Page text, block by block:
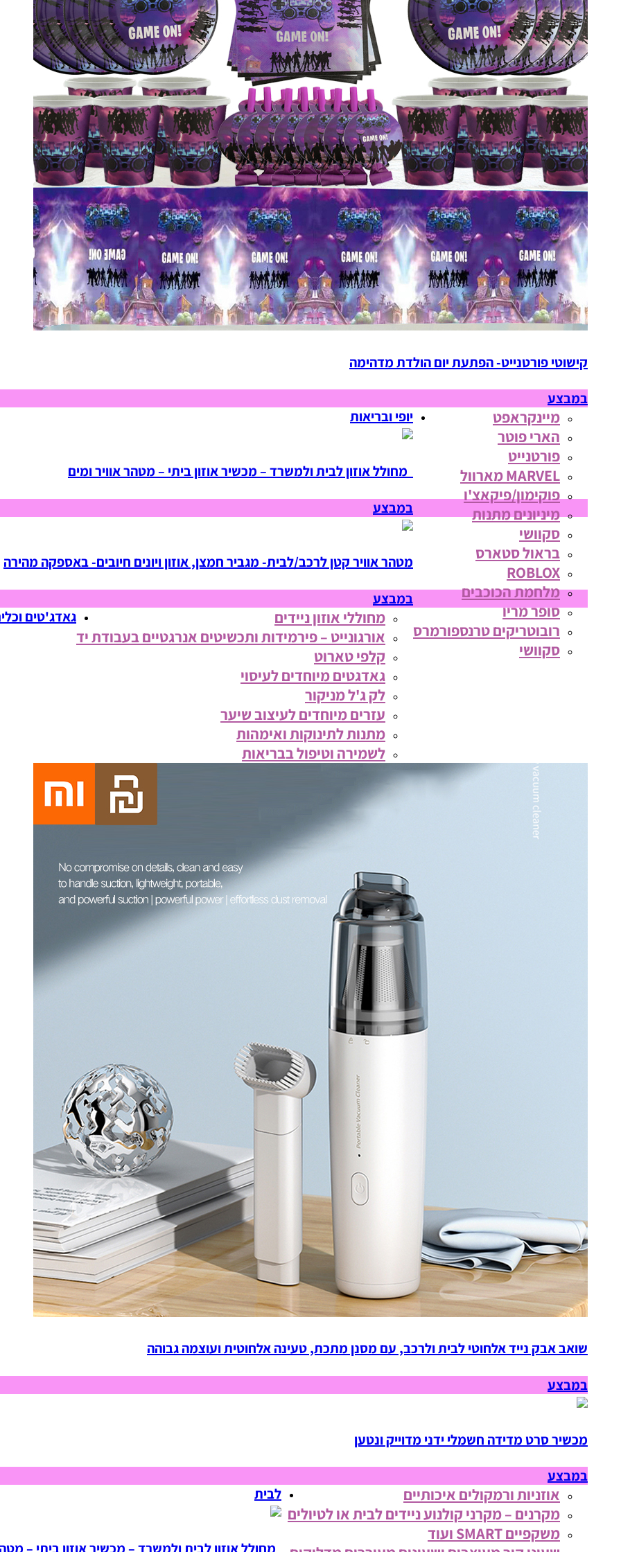
קישוטי פורטנייט- הפתעת יום הולדת מדהימה
במבצע
מיינקראפט
הארי פוטר
פורטנייט
MARVEL מארוול
פוקימון/פיקאצ'ו
מיניונים מתנות
סקוושי
בראול סטארס
ROBLOX
מלחמת הכוכבים
סופר מריו
רובוטריקים טרנספורמרס
סקוושי
יופי ובריאות
מחולל אוזון לבית ולמשרד – מכשיר אוזון ביתי – מטהר אוויר ומים
במבצע
מטהר אוויר קטן לרכב/לבית- מגביר חמצן, אוזון ויונים חיובים- באספקה מהירה
במבצע
מחוללי אוזון ניידים
אורגונייט – פירמידות ותכשיטים אנרגטיים בעבודת יד
קלפי טארוט
גאדגטים מיוחדים לעיסוי
לק ג'ל מניקור
עזרים מיוחדים לעיצוב שיער
מתנות לתינוקות ואימהות
לשמירה וטיפול בבריאות
גאדג'טים
שואב אבק נייד אלחוטי לבית ולרכב, עם מסנן מתכת, טעינה אלחוטית ועוצמה גבוהה
במבצע
מכשיר סרט מדידה חשמלי ידני מדוייק ונטען
במבצע
אוזניות ורמקולים איכותיים
מקרנים – מקרני קולנוע ניידים לבית או לטיולים
משקפיים SMART ועוד
לבית
מחולל אוזון לבית ולמשרד – מכשיר אוזון ביתי –